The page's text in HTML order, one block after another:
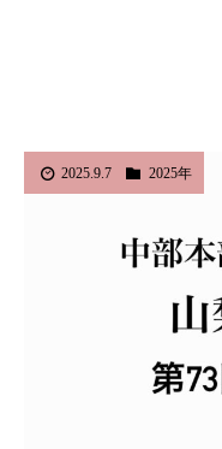
2025.9.7 2025年